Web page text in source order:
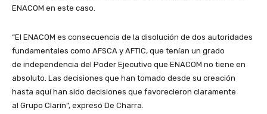
ENACOM en este caso.
“El ENACOM es consecuencia de la disolución de dos autoridades
fundamentales como AFSCA y AFTIC, que tenían un grado
de independencia del Poder Ejecutivo que ENACOM no tiene en
absoluto. Las decisiones que han tomado desde su creación
hasta aquí han sido decisiones que favorecieron claramente
al Grupo Clarín”, expresó De Charra.